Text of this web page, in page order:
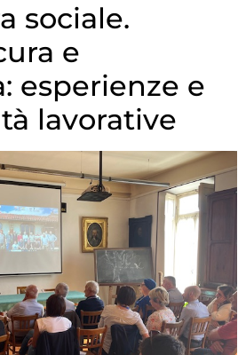
sociale.
e
esperienze e
lavorative